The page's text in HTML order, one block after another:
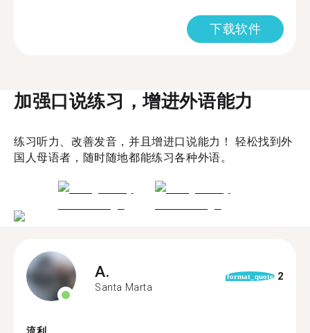
下载软件
加强口说练习，增进外语能力
练习听力、改善发音，并且增进口说能力！ 轻松找到外
国人母语者，随时随地都能练习各种外语。
A.
Santa Marta
format_quote 2